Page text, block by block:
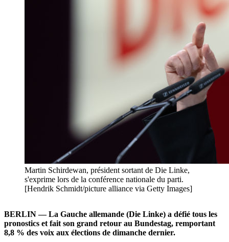
Martin Schirdewan, président sortant de Die Linke,
s'exprime lors de la conférence nationale du parti.
[Hendrik Schmidt/picture alliance via Getty Images]
BERLIN — La Gauche allemande (Die Linke) a défié tous les
pronostics et fait son grand retour au Bundestag, remportant
8,8 % des voix aux élections de dimanche dernier.